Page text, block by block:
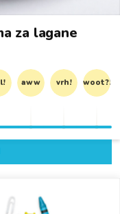
za lagane
aww vrh! woot?!